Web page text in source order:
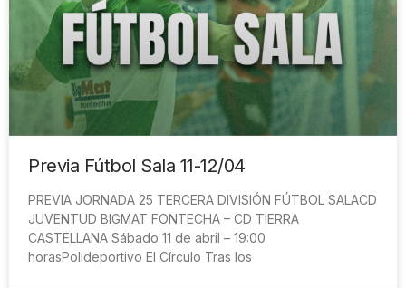
Previa Fútbol Sala 11-12/04
PREVIA JORNADA 25 TERCERA DIVISIÓN FÚTBOL SALACD
JUVENTUD BIGMAT FONTECHA – CD TIERRA
CASTELLANA Sábado 11 de abril – 19:00
horasPolideportivo El Círculo Tras los